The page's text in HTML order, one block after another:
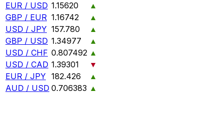
EUR / USD 1.15620
▲
GBP / EUR 1.16742
▲
USD / JPY 157.780
▲
GBP / USD 1.34977
▲
USD / CHF 0.807492 ▲
USD / CAD 1.39301
▼
EUR / JPY 182.426
▲
AUD / USD 0.706383 ▲